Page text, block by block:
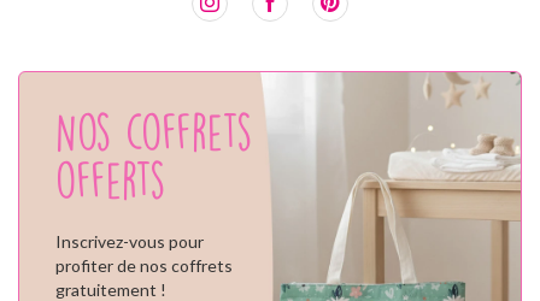
Nos coffrets
offerts
Inscrivez-vous pour
profiter de nos coffrets
gratuitement !